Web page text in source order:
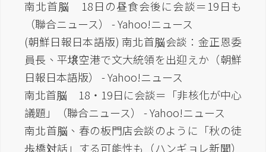
南北首脳 18日の昼食会後に会談＝19日も
（聯合ニュース） - Yahoo!ニュース
(朝鮮日報日本語版) 南北首脳会談：金正恩委
員長、平壌空港で文大統領を出迎えか（朝鮮
日報日本語版） - Yahoo!ニュース
南北首脳 18・19日に会談＝「非核化が中心
議題」（聯合ニュース） - Yahoo!ニュース
南北首脳、春の板門店会談のように「秋の徒
歩橋対話」する可能性も（ハンギョレ新聞）